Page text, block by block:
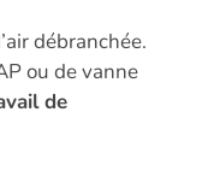
débranchée.
ou de vanne
de